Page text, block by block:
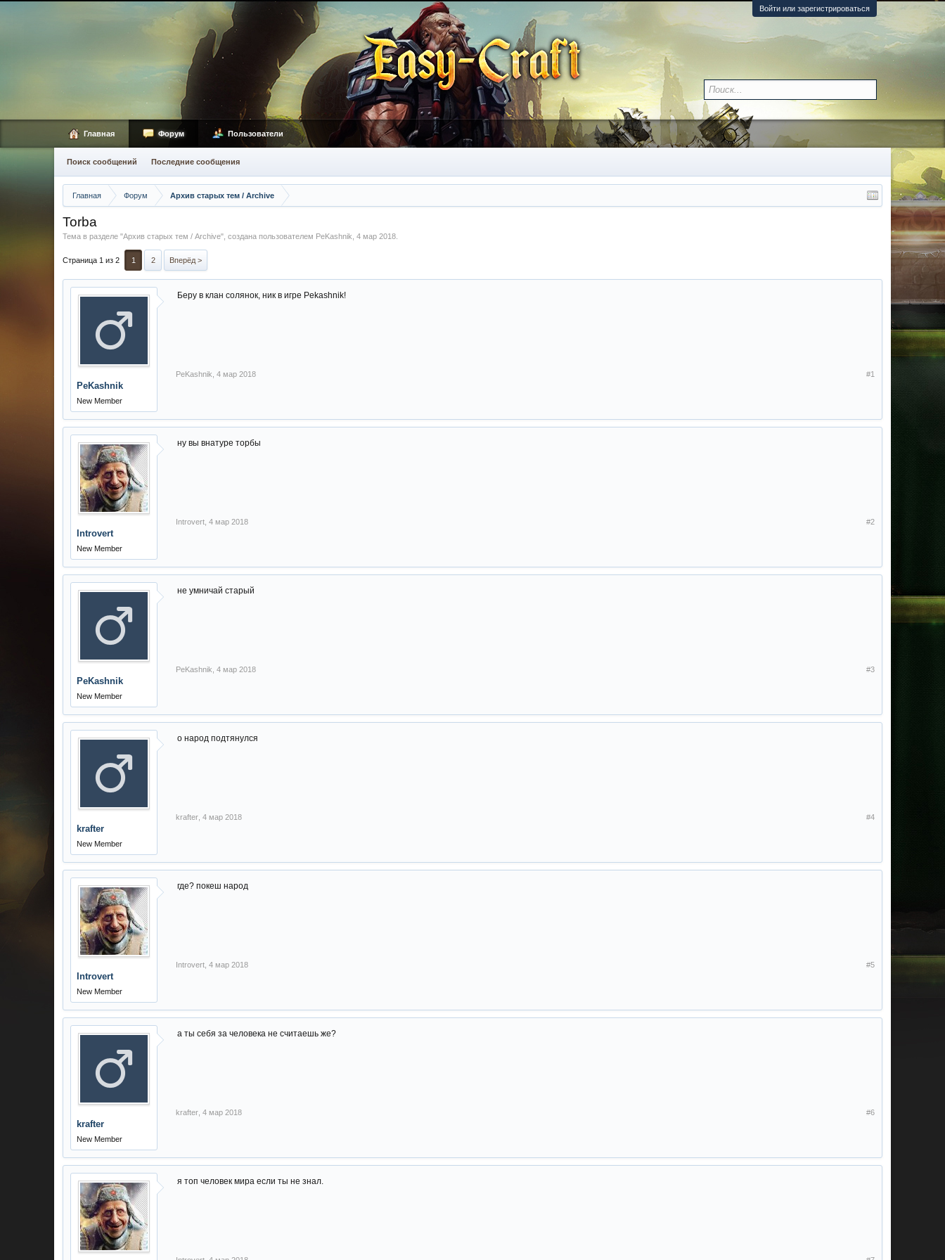
Войти или зарегистрироваться
Главная Форум Архив старых тем / Archive
Torba
Тема в разделе "Архив старых тем / Archive", создана пользователем PeKashnik 4 мар 2018
Страница 1 из 2 1 2 Вперёд >
PeKashnik
New Member
Беру в клан солянок, ник в игре Pekashnik!
PeKashnik 4 мар 2018 #1
Introvert
New Member
ну вы внатуре торбы
Introvert 4 мар 2018 #2
PeKashnik
New Member
не умничай старый
PeKashnik 4 мар 2018 #3
krafter
New Member
о народ подтянулся
krafter 4 мар 2018 #4
Introvert
New Member
где? покеш народ
Introvert 4 мар 2018 #5
krafter
New Member
а ты себя за человека не считаешь же?
krafter 4 мар 2018 #6
я топ человек мира если ты не знал.
Главная Форум
Поиск сообщений Последние сообщения
Пользователи